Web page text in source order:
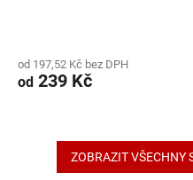
produktu
je
hvězdiček.
od 197,52 Kč bez DPH
od 239 Kč
ZOBRAZIT VŠECHNY